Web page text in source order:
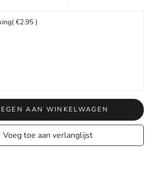
( €2.95 )
AAN WINKELWAGEN
Voeg toe aan verlanglijst